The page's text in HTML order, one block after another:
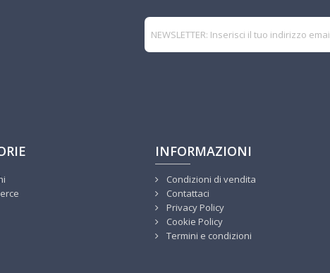
INFORMAZIONI
Condizioni di vendita
Contattaci
Privacy Policy
Cookie Policy
Termini e condizioni